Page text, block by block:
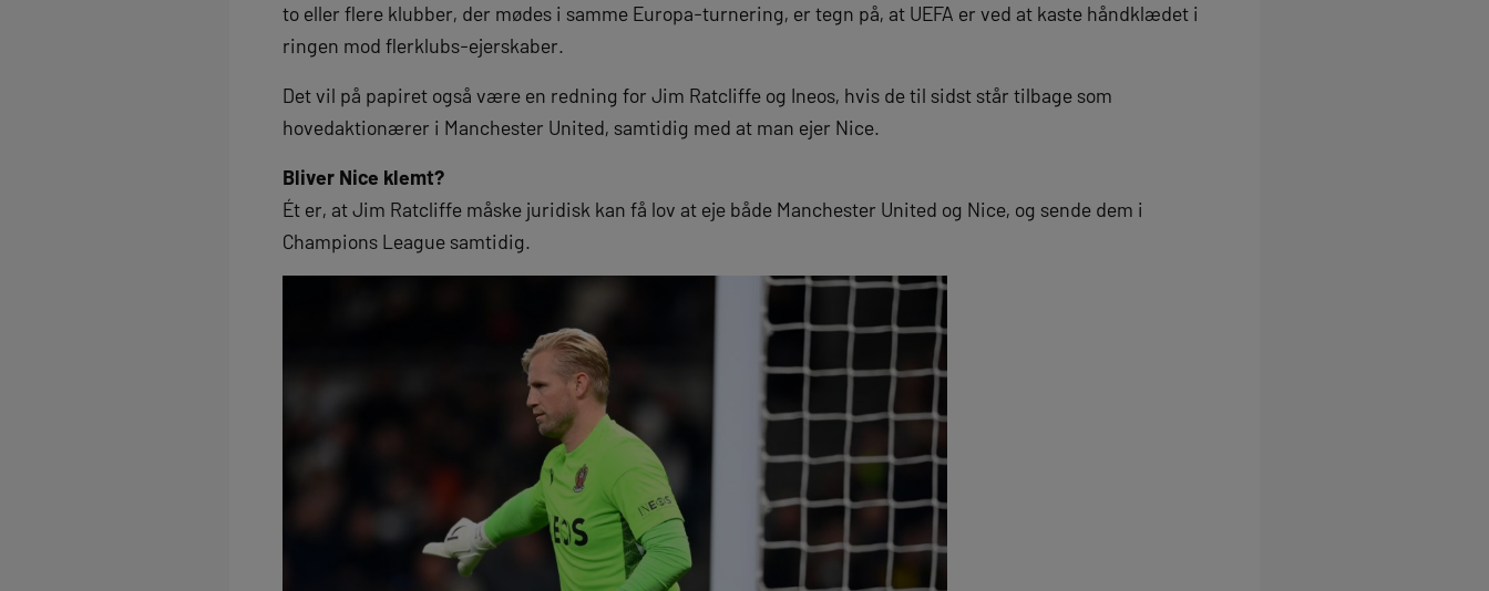
to eller flere klubber, der mødes i samme Europa-turnering, er tegn på, at UEFA er ved at kaste håndklædet i
ringen mod flerklubs-ejerskaber.
Det vil på papiret også være en redning for Jim Ratcliffe og Ineos, hvis de til sidst står tilbage som
hovedaktionærer i Manchester United, samtidig med at man ejer Nice.
Bliver Nice klemt?
Ét er, at Jim Ratcliffe måske juridisk kan få lov at eje både Manchester United og Nice, og sende dem i
Champions League samtidig.